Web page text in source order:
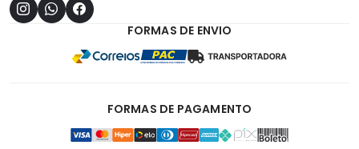
FORMAS DE ENVIO
FORMAS DE PAGAMENTO